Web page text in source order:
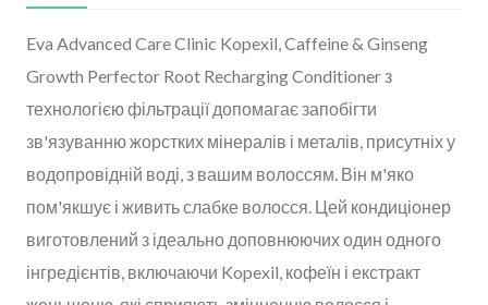
Eva Advanced Care Clinic Kopexil, Caffeine & Ginseng
Growth Perfector Root Recharging Conditioner з
технологією фільтрації допомагає запобігти
зв'язуванню жорстких мінералів і металів, присутніх у
водопровідній воді, з вашим волоссям. Він м'яко
пом'якшує і живить слабке волосся. Цей кондиціонер
виготовлений з ідеально доповнюючих один одного
інгредієнтів, включаючи Kopexil, кофеїн і екстракт